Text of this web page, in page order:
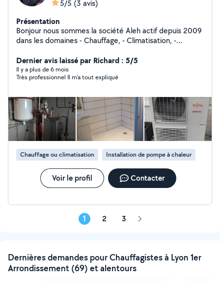
5/5 (3 avis)
Présentation
Bonjour nous sommes la société Aleh actif depuis 2009
dans les domaines - Chauffage, - Climatisation, -
un conseil et un travail de qualité. Je me tiens bien
entendu à votre disposition pour toute information
complémentaire
Dernier avis laissé par Richard : 5/5
Il y a plus de 6 mois
Très professionnel Il m'a tout expliqué
Chauffage ou climatisation Installation de pompe à chaleur
Voir le profil Contacter
1 2 3 Page
Dernières demandes pour Chauffagistes à Lyon 1er
Arrondissement (69) et alentours